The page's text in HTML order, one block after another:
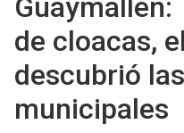
Guaymallén:
de cloacas,
descubrió
municipales